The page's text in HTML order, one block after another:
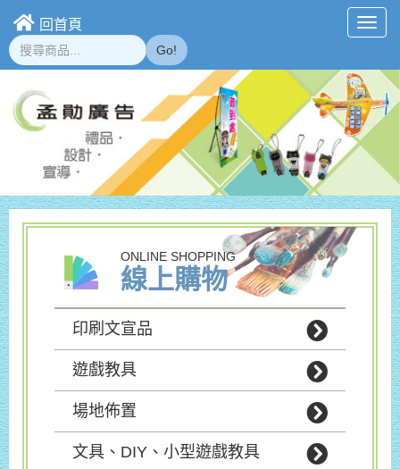
回首頁
Go!
ONLINE SHOPPING
線上購物
印刷文宣品
遊戲教具
場地佈置
文具、DIY、小型遊戲教具